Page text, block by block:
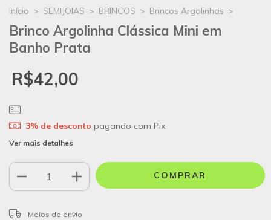
Início > SEMIJOIAS > BRINCOS > Brincos Argolinhas >
Brinco Argolinha Clássica Mini em
Banho Prata
R$42,00
3% de desconto pagando com Pix
Ver mais detalhes
Entregas para o CEP:
Meios de envio